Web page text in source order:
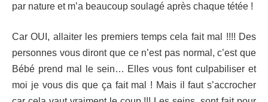
par nature et m’a beaucoup soulagé après chaque tétée !
Car OUI, allaiter les premiers temps cela fait mal !!!! Des
personnes vous diront que ce n’est pas normal, c’est que
Bébé prend mal le sein… Elles vous font culpabiliser et
moi je vous dis que ça fait mal ! Mais il faut s’accrocher